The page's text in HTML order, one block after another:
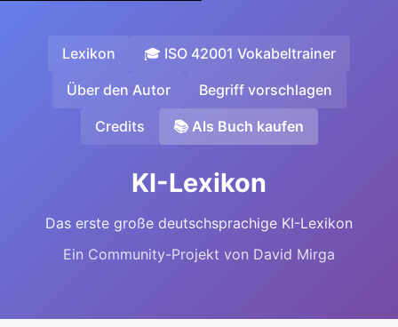
Lexikon 🎓 ISO 42001 Vokabeltrainer
Über den Autor Begriff vorschlagen
Credits 📚 Als Buch kaufen
KI-Lexikon
Das erste große deutschsprachige KI-Lexikon
Ein Community-Projekt von David Mirga